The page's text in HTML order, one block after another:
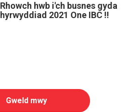
Rhowch hwb i'ch busnes gyda
hyrwyddiad 2021 One IBC !!
Gweld mwy